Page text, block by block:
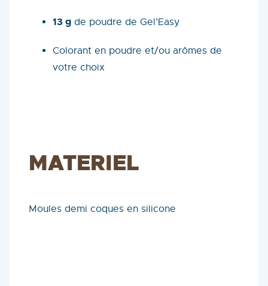
13 g de poudre de Gel’Easy
Colorant en poudre et/ou arômes de
votre choix
MATERIEL
Moules demi coques en silicone